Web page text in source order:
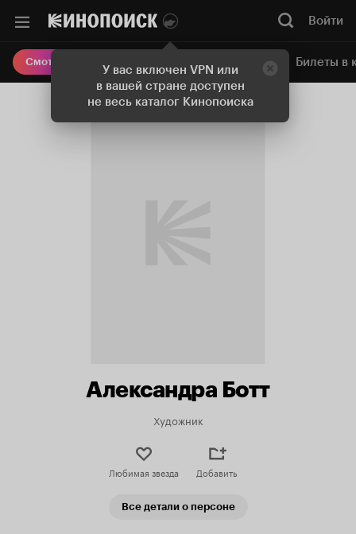
У вас включен VPN или
в вашей стране доступен
не весь каталог Кинопоиска
Войти
Смотреть кино Онлайн-кинотеатр Билеты в
Александра Ботт
Художник
Любимая звезда Добавить
Все детали о персоне